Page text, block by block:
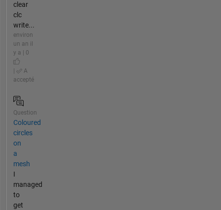
clear
clc
write...
environ
un an il
y a | 0
A
accepté
Question
Coloured
circles
on
a
mesh
I
managed
to
get